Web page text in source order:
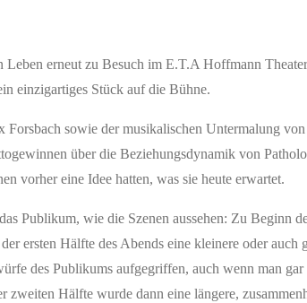
erneut zu Besuch im E.T.A Hoffmann
einzigartiges Stück auf die Bühne.
sowie der musikalischen Untermalung
über die Beziehungsdynamik von
vorher eine Idee hatten, was sie heute erwartet.
Publikum, wie die Szenen aussehen: Zu Beginn
ersten Hälfte des Abends eine kleinere oder auch
des Publikums aufgegriffen, auch wenn man
zweiten Hälfte wurde dann eine längere,